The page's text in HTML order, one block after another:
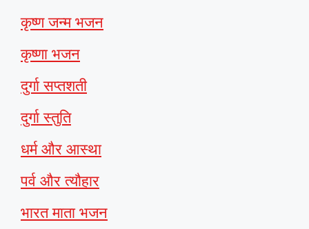
कृष्ण जन्म भजन
कृष्णा भजन
दुर्गा सप्तशती
दुर्गा स्तुति
धर्म और आस्था
पर्व और त्यौहार
भारत माता भजन